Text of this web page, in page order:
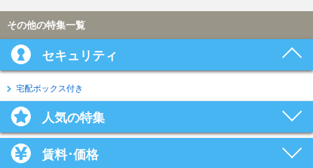
その他の特集一覧
セキュリティ
宅配ボックス付き
人気の特集
賃料･価格